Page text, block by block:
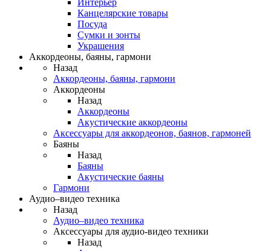
Интерьер
Канцелярские товары
Посуда
Сумки и зонты
Украшения
Аккордеоны, баяны, гармони
Назад
Аккордеоны, баяны, гармони
Аккордеоны
Назад
Аккордеоны
Акустические аккордеоны
Аксессуары для аккордеонов, баянов, гармоней
Баяны
Назад
Баяны
Акустические баяны
Гармони
Аудио–видео техника
Назад
Аудио–видео техника
Аксессуары для аудио-видео техники
Назад